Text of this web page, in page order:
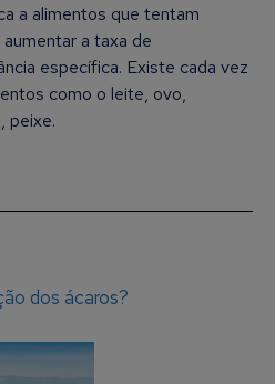
a alimentos que tentam
a taxa de
específica. Existe cada vez
como o leite, ovo,
peixe.
dos ácaros?